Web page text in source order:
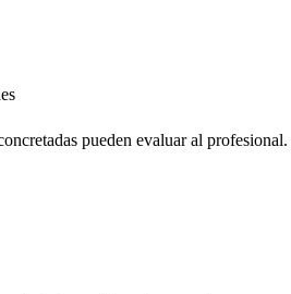
pueden evaluar al profesional.